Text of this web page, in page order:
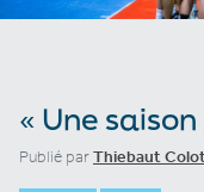
« Une
Publié parThiebaut